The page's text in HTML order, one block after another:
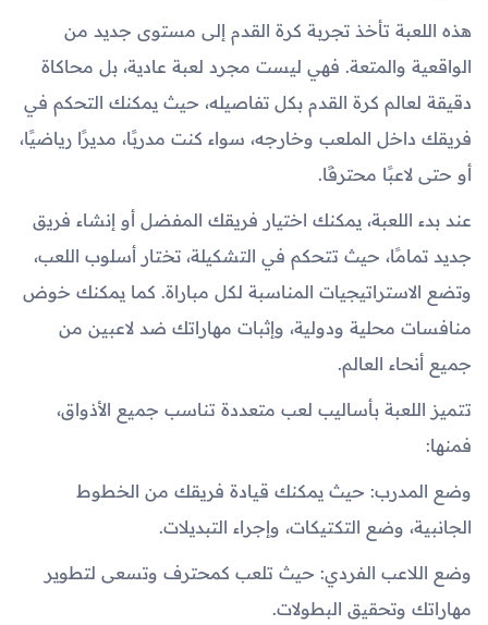
هذه اللعبة تأخذ تجربة كرة القدم إلى مستوى جديد من
الواقعية والمتعة. فهي ليست مجرد لعبة عادية، بل محاكاة
دقيقة لعالم كرة القدم بكل تفاصيله، حيث يمكنك التحكم في
فريقك داخل الملعب وخارجه، سواء كنت مدربًا، مديرًا رياضيًا،
أو حتى لاعبًا محترفًا.
عند بدء اللعبة، يمكنك اختيار فريقك المفضل أو إنشاء فريق
جديد تمامًا، حيث تتحكم في التشكيلة، تختار أسلوب اللعب،
وتضع الاستراتيجيات المناسبة لكل مباراة. كما يمكنك خوض
منافسات محلية ودولية، وإثبات مهاراتك ضد لاعبين من
جميع أنحاء العالم.
تتميز اللعبة بأساليب لعب متعددة تناسب جميع الأذواق،
فمنها:
وضع المدرب: حيث يمكنك قيادة فريقك من الخطوط
الجانبية، وضع التكتيكات، وإجراء التبديلات.
وضع اللاعب الفردي: حيث تلعب كمحترف وتسعى لتطوير
مهاراتك وتحقيق البطولات.